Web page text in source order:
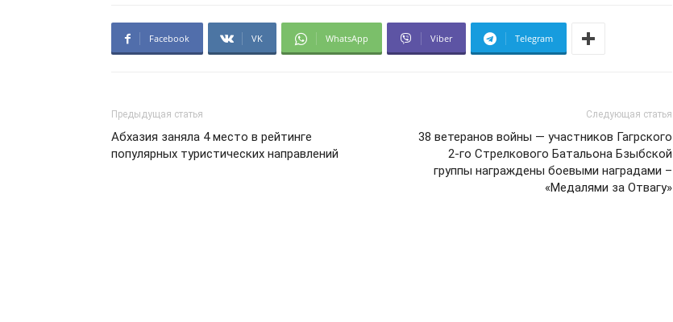
Facebook VK WhatsApp Viber Telegram
Предыдущая статья
Абхазия заняла 4 место в рейтинге
популярных туристических направлений
Следующая статья
38 ветеранов войны — участников Гагрского
2-го Стрелкового Батальона Бзыбской
группы награждены боевыми наградами –
«Медалями за Отвагу»